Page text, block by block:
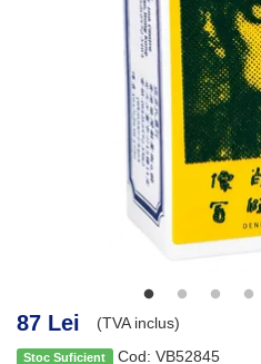
87 Lei (TVA inclus)
Stoc Suficient Cod: VB52845